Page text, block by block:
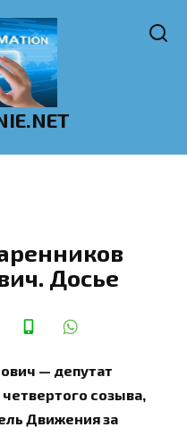
Досье
— депутат
созыва,
Движения за